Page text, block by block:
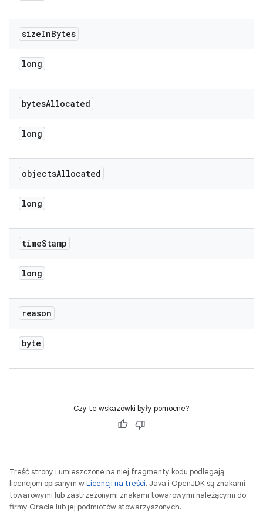
sizeInBytes
long
bytesAllocated
long
objectsAllocated
long
timeStamp
long
reason
byte
Czy te wskazówki były pomocne?
Treść strony i umieszczone na niej fragmenty kodu podlegają
licencjom opisanym wLicencji na treści. Java i OpenJDK są znakami
towarowymi lub zastrzeżonymi znakami towarowymi należącymi do
firmy Oracle lub jej podmiotów stowarzyszonych.